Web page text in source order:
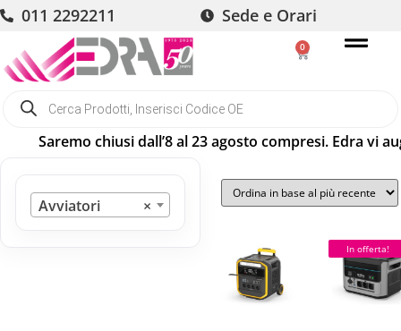
011 2292211 Sede e Orari
0
chiusi dall’8 al 23 agosto compresi. Edra vi
×
Avviatori
In offerta!